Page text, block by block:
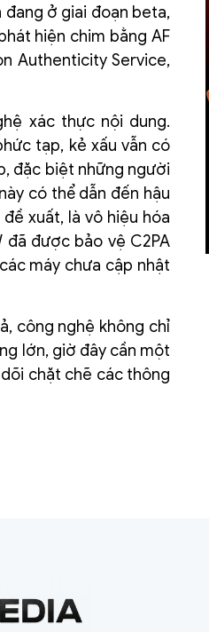
đang ở giai đoạn beta,
hiện chim bằng AF
Authenticity Service,
xác thực nội dung.
tạp, kẻ xấu vẫn có
đặc biệt những người
có thể dẫn đến hậu
xuất, là vô hiệu hóa
đã được bảo vệ C2PA
máy chưa cập nhật
công nghệ không chỉ
lớn, giờ đây cần một
chặt chẽ các thông